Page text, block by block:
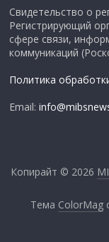
Свидетельство о
Регистрирующий
сфере связи,
коммуникаций
Политика
Email:
Копирайт © 2026
Тема ColorMag